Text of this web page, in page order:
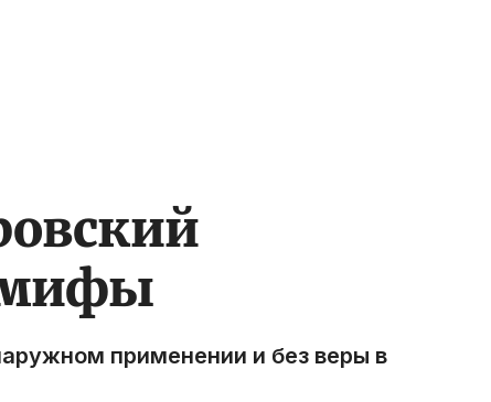
мифы
применении и без веры в